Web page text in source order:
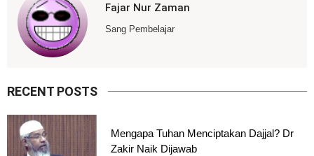
Fajar Nur Zaman
Sang Pembelajar
RECENT POSTS
Mengapa Tuhan Menciptakan Dajjal? Dr
Zakir Naik Dijawab